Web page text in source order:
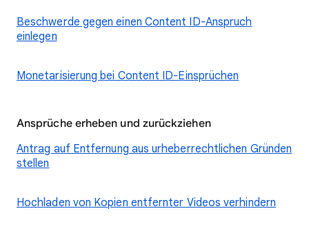
Beschwerde gegen einen Content ID-Anspruch
einlegen
Monetarisierung bei Content ID-Einsprüchen
Ansprüche erheben und zurückziehen
Antrag auf Entfernung aus urheberrechtlichen Gründen
stellen
Hochladen von Kopien entfernter Videos verhindern